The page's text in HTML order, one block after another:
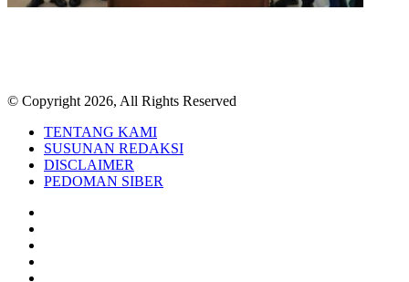
© Copyright 2026, All Rights Reserved
TENTANG KAMI
SUSUNAN REDAKSI
DISCLAIMER
PEDOMAN SIBER